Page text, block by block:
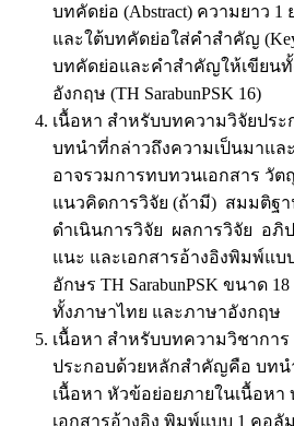
บทคัดย่อ (Abstract) ความยาว 1
และใต้บทคัดย่อใส่คำสำคัญ
บทคัดย่อและคำสำคัญให้เขียน
อังกฤษ (TH SarabunPSK 16)
เนื้อหา สำหรับบทความวิจัยปร
บทนำที่กล่าวถึงความเป็นมาแ
อาจรวมการทบทวนเอกสาร วั
แนวคิดการวิจัย (ถ้ามี) สมมติฐ
ดำเนินการวิจัย ผลการวิจัย อภิ
แนะ และเอกสารอ้างอิงพิมพ์แ
อักษร TH SarabunPSK ขนาด
ทั้งภาษาไทย และภาษาอังกฤษ
เนื้อหา สำหรับบทความวิชากา
ประกอบด้วยหลักสำคัญคือ บทน
เนื้อหา หัวข้อย่อยภายในเนื้อห
เอกสารอ้างอิง พิมพ์แบบ 1 คอลั